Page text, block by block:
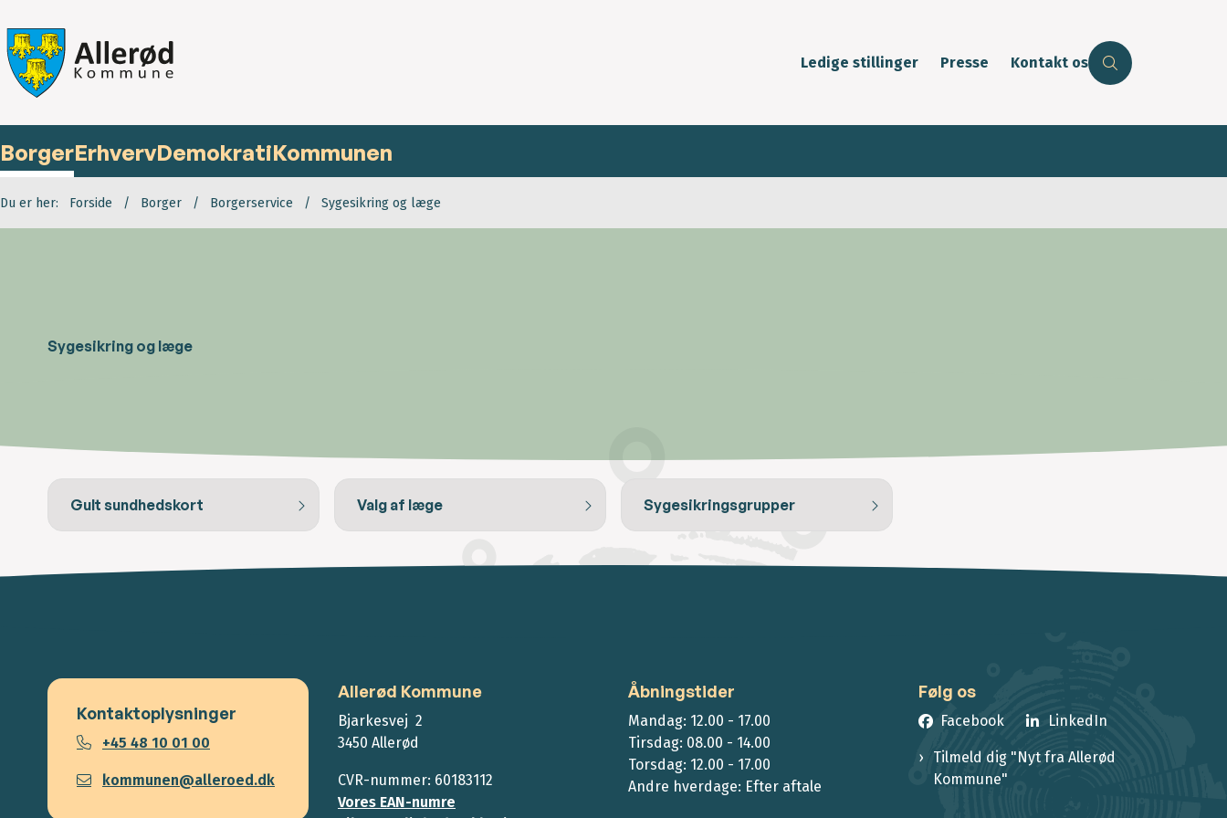
Ledige stillinger Presse Kontakt os
BorgerErhvervDemokratiKommunen
Du er her: Forside Borger Borgerservice Sygesikring og læge
Sygesikring og læge
Gult sundhedskort Valg af læge Sygesikringsgrupper
Kontaktoplysninger
+45 48 10 01 00
kommunen@alleroed.dk
Allerød Kommune
Bjarkesvej 2
3450 Allerød
CVR-nummer: 60183112
Vores EAN-numre
Åbningstider
Mandag: 12.00 - 17.00
Tirsdag: 08.00 - 14.00
Torsdag: 12.00 - 17.00
Andre hverdage: Efter aftale
Følg os
Facebook LinkedIn
Tilmeld dig "Nyt fra Allerød
Kommune"